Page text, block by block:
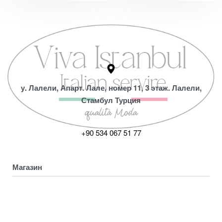
у. Лалели, Апарт. Лале, номер 11, 3 этаж. Лалели,
Стамбул Турция
+90 534 067 51 77
Магазин